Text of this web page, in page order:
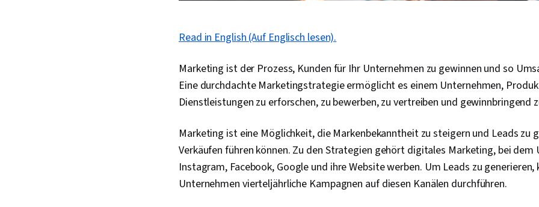
Read in English (Auf Englisch lesen).
Marketing ist der Prozess, Kunden für Ihr Unternehmen zu gewinnen und so
Eine durchdachte Marketingstrategie ermöglicht es einem Unternehmen,
Dienstleistungen zu erforschen, zu bewerben, zu vertreiben und gewinnbringend
Marketing ist eine Möglichkeit, die Markenbekanntheit zu steigern und Leads zu
Verkäufen führen können. Zu den Strategien gehört digitales Marketing, bei dem
Instagram, Facebook, Google und ihre Website werben. Um Leads zu generieren,
Unternehmen vierteljährliche Kampagnen auf diesen Kanälen durchführen.